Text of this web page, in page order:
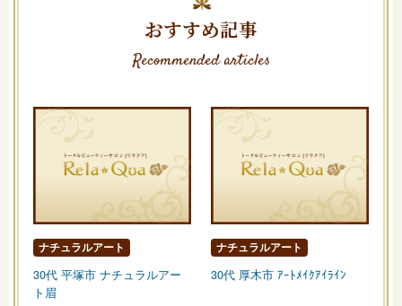
おすすめ記事
Recommended articles
ナチュラルアート
30代 平塚市 ナチュラルアー
ト眉
ナチュラルアート
30代 厚木市 ｱｰﾄﾒｲｸｱｲﾗｲﾝ